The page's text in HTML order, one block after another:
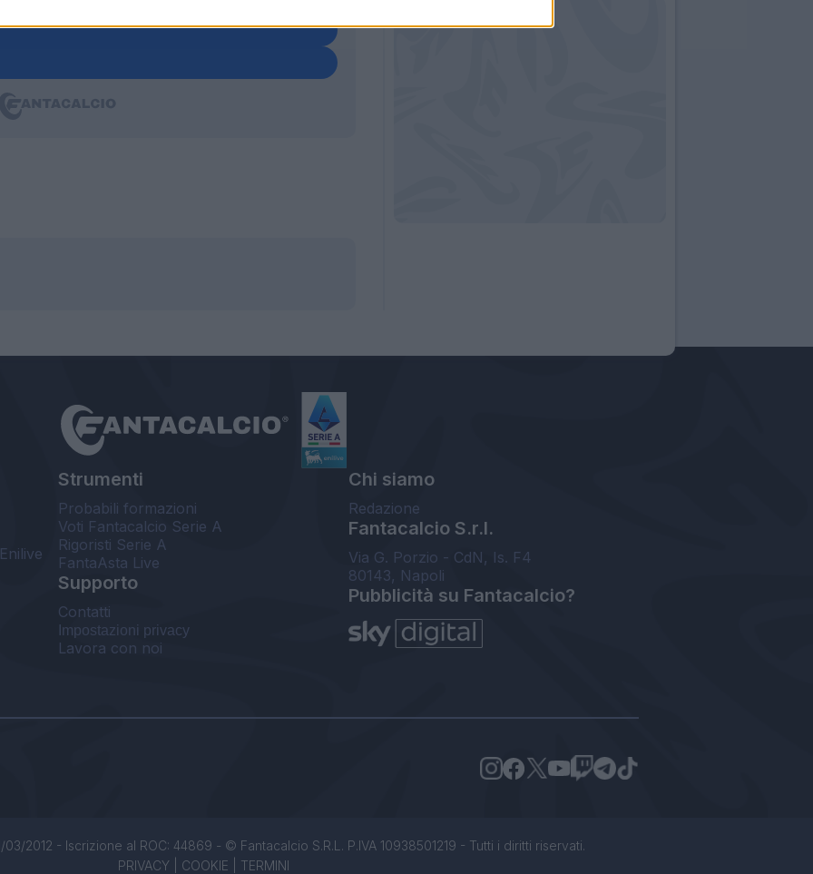
Strumenti
Probabili formazioni
Voti Fantacalcio Serie A
Rigoristi Serie A
FantaAsta Live
Supporto
Contatti
Impostazioni privacy
Lavora con noi
Chi siamo
Redazione
Fantacalcio S.r.l.
Via G. Porzio - CdN, Is. F4
80143, Napoli
Pubblicità su Fantacalcio?
2012 - Iscrizione al ROC: 44869 - © Fantacalcio S.R.L. P.IVA 10938501219 - Tutti i diritti riservati.
PRIVACY| COOKIE TERMINI